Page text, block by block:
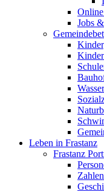
Jobs
Leben in Frastanz
Frastanz